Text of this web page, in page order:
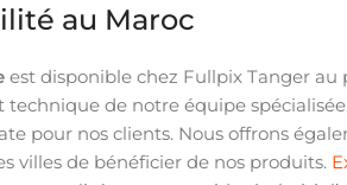
au Maroc
est disponible chez Fullpix Tanger
de notre équipe
pour nos clients. Nous offrons
villes de bénéficier de nos produits.